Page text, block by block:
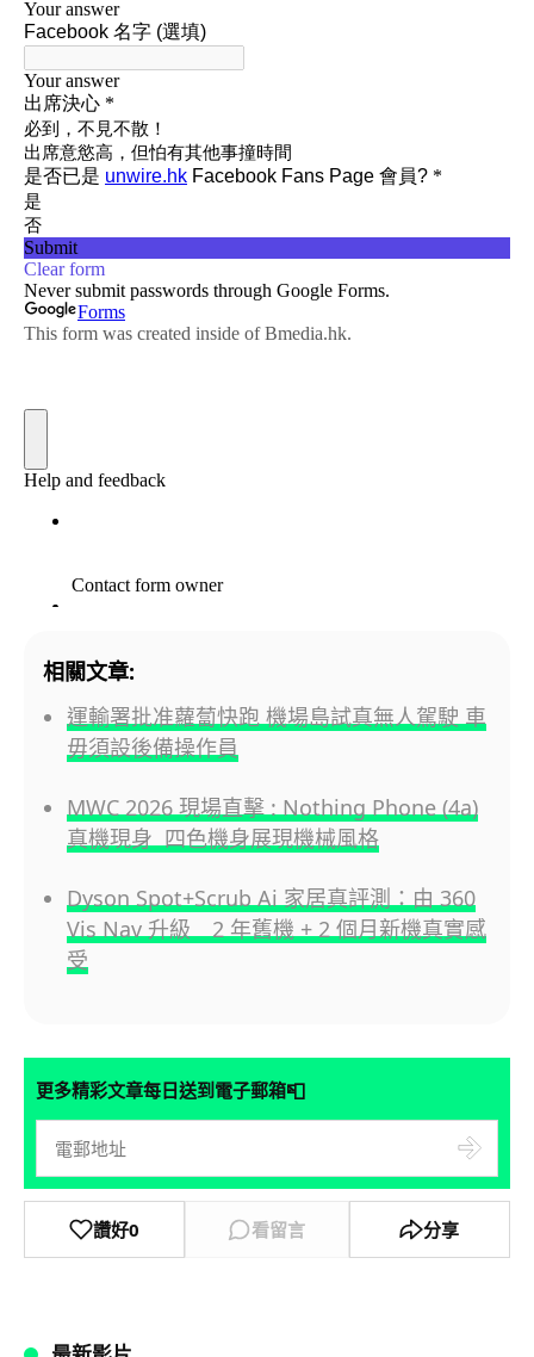
相關文章:
運輸署批准蘿蔔快跑 機場島試真無人駕駛 車
毋須設後備操作員
MWC 2026 現場直擊 : Nothing Phone (4a)
真機現身 四色機身展現機械風格
Dyson Spot+Scrub Ai 家居真評測：由 360
Vis Nav 升級 2 年舊機 + 2 個月新機真實感
受
更多精彩文章每日送到電子郵箱📮
讚好0 看留言 分享